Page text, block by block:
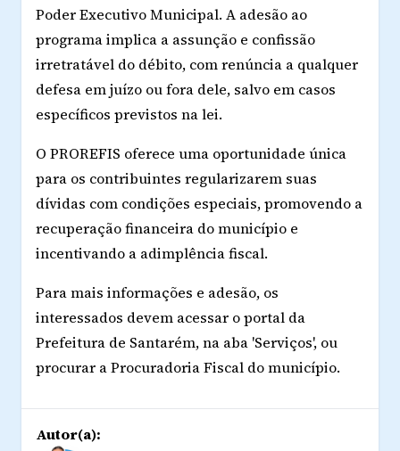
Poder Executivo Municipal. A adesão ao
programa implica a assunção e confissão
irretratável do débito, com renúncia a qualquer
defesa em juízo ou fora dele, salvo em casos
específicos previstos na lei.
O PROREFIS oferece uma oportunidade única
para os contribuintes regularizarem suas
dívidas com condições especiais, promovendo a
recuperação financeira do município e
incentivando a adimplência fiscal.
Para mais informações e adesão, os
interessados devem acessar o portal da
Prefeitura de Santarém, na aba 'Serviços', ou
procurar a Procuradoria Fiscal do município.
Autor(a):